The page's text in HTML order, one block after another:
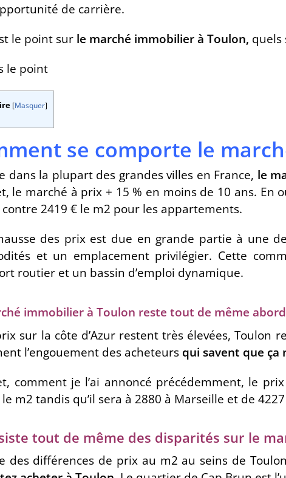
de carrière.
le point sur le marché immobilier à Toulon, quels
le point
[Masquer]
se comporte le
dans la plupart des grandes villes en France, le
le marché à prix + 15 % en moins de 10 ans.
contre 2419 € le m2 pour les appartements.
des prix est due en grande partie à une
et un emplacement privilégier. Cette
routier et un bassin d’emploi dynamique.
immobilier à Toulon reste tout de même
sur la côte d’Azur restent très élevées, Toulon
l’engouement des acheteurs qui savent que ça
comment je l’ai annoncé précédemment, le
m2 tandis qu’il sera à 2880 à Marseille et de
tout de même des disparités sur le
des différences de prix au m2 au seins de